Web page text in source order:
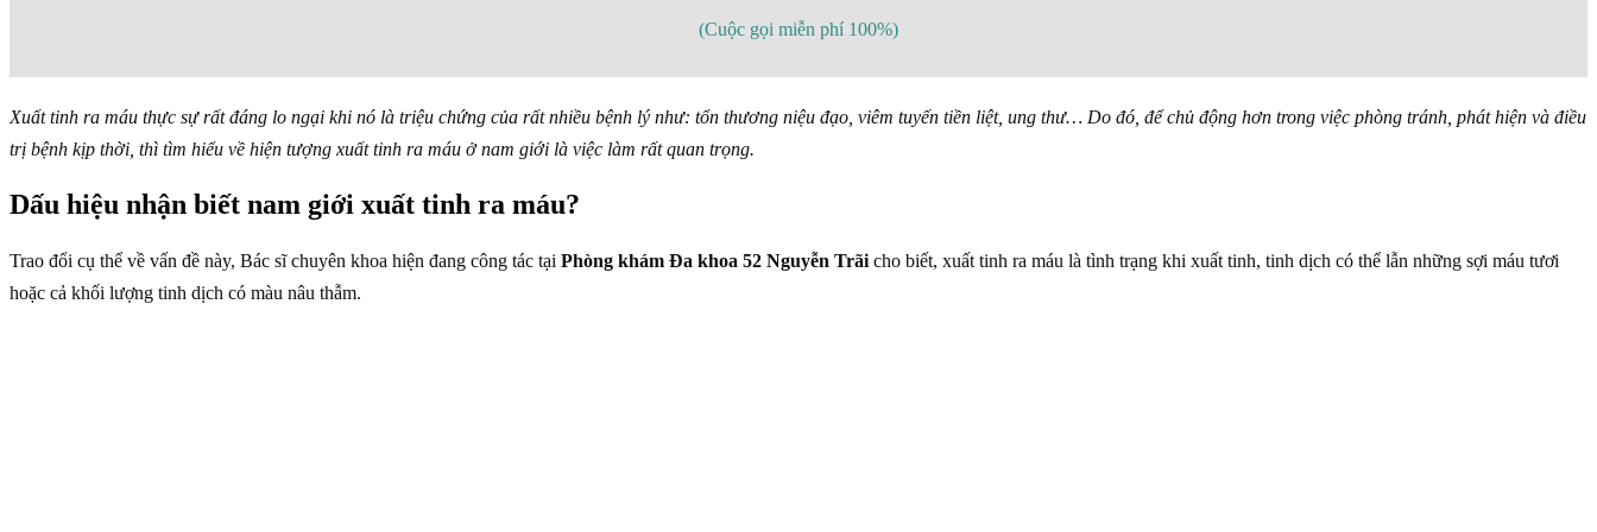
(Cuộc gọi miễn phí 100%)
Xuất tinh ra máu thực sự rất đáng lo ngại khi nó là triệu chứng của rất nhiều bệnh lý như: tổn thương niệu đạo, viêm tuyến tiền liệt, ung thư… Do đó, để chủ động hơn trong việc phòng tránh, phát hiện và điều
trị bệnh kịp thời, thì tìm hiểu về hiện tượng xuất tinh ra máu ở nam giới là việc làm rất quan trọng.
Dấu hiệu nhận biết nam giới xuất tinh ra máu?
Trao đổi cụ thể về vấn đề này, Bác sĩ chuyên khoa hiện đang công tác tại Phòng khám Đa khoa 52 Nguyễn Trãi cho biết, xuất tinh ra máu là tình trạng khi xuất tinh, tinh dịch có thể lẫn những sợi máu tươi
hoặc cả khối lượng tinh dịch có màu nâu thẫm.